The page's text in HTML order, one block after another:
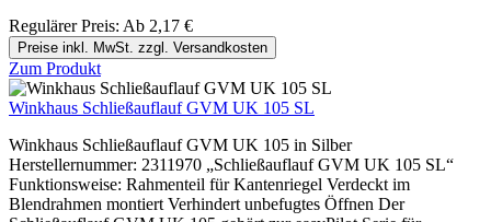
Regulärer Preis: Ab 2,17 €
Preise inkl. MwSt. zzgl. Versandkosten
Zum Produkt
Winkhaus Schließauflauf GVM UK 105 SL
Winkhaus Schließauflauf GVM UK 105 in Silber
Herstellernummer: 2311970 „Schließauflauf GVM UK 105 SL“
Funktionsweise: Rahmenteil für Kantenriegel Verdeckt im
Blendrahmen montiert Verhindert unbefugtes Öffnen Der